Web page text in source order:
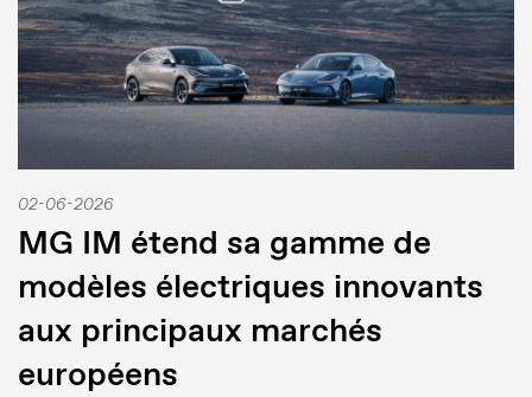
02-06-2026
MG IM étend sa gamme de
modèles électriques innovants
aux principaux marchés
européens